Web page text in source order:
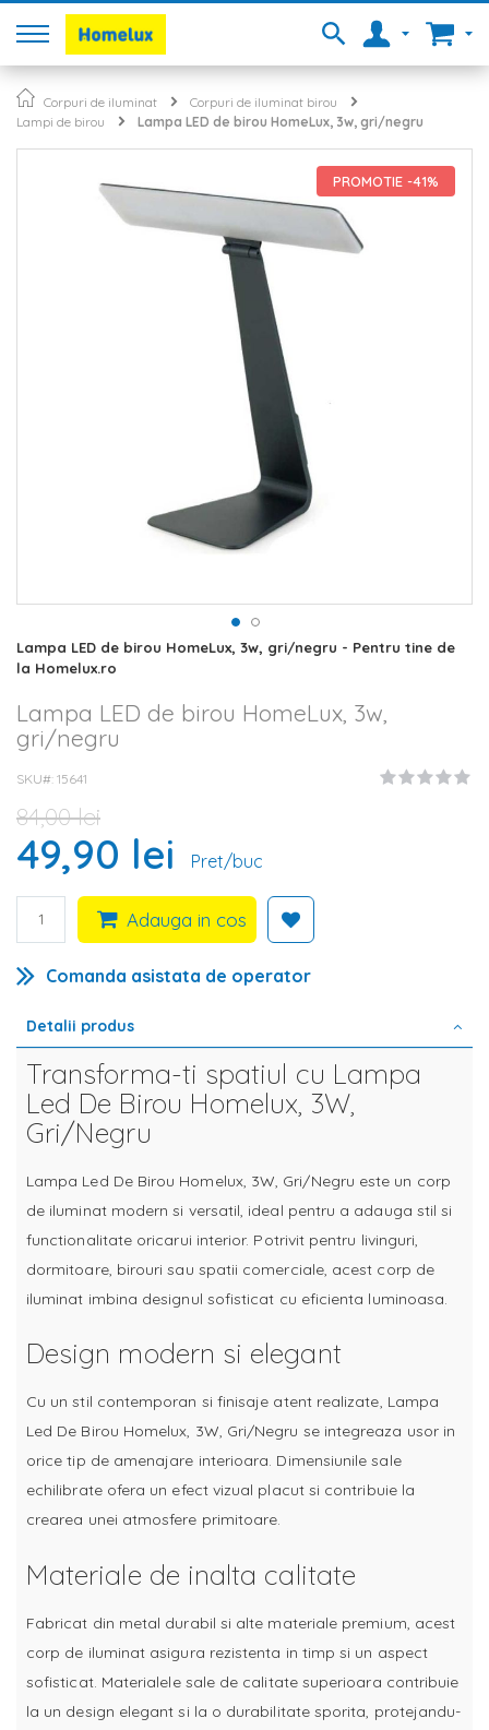
Corpuri de iluminat
Corpuri de iluminat birou
Lampi de birou
Lampa LED de birou HomeLux, 3w, gri/negru
PROMOTIE -41%
Skip
to
beginning
of
the
gallery
Lampa LED de birou HomeLux, 3w, gri/negru - Pentru tine de
la Homelux.ro
Lampa LED de birou HomeLux, 3w,
gri/negru
SKU# 15641
84,00 lei
49,90 lei Pret/buc
Adauga in cos
Comanda asistata de operator
Detalii produs
Transforma-ti spatiul cu Lampa
Led De Birou Homelux, 3W,
Gri/Negru
Lampa Led De Birou Homelux, 3W, Gri/Negru este un corp
de iluminat modern si versatil, ideal pentru a adauga stil si
functionalitate oricarui interior. Potrivit pentru livinguri,
dormitoare, birouri sau spatii comerciale, acest corp de
iluminat imbina designul sofisticat cu eficienta luminoasa.
Design modern si elegant
Cu un stil contemporan si finisaje atent realizate, Lampa
Led De Birou Homelux, 3W, Gri/Negru se integreaza usor in
orice tip de amenajare interioara. Dimensiunile sale
echilibrate ofera un efect vizual placut si contribuie la
crearea unei atmosfere primitoare.
Materiale de inalta calitate
Fabricat din metal durabil si alte materiale premium, acest
corp de iluminat asigura rezistenta in timp si un aspect
sofisticat. Materialele sale de calitate superioara contribuie
la un design elegant si la o durabilitate sporita, protejandu-